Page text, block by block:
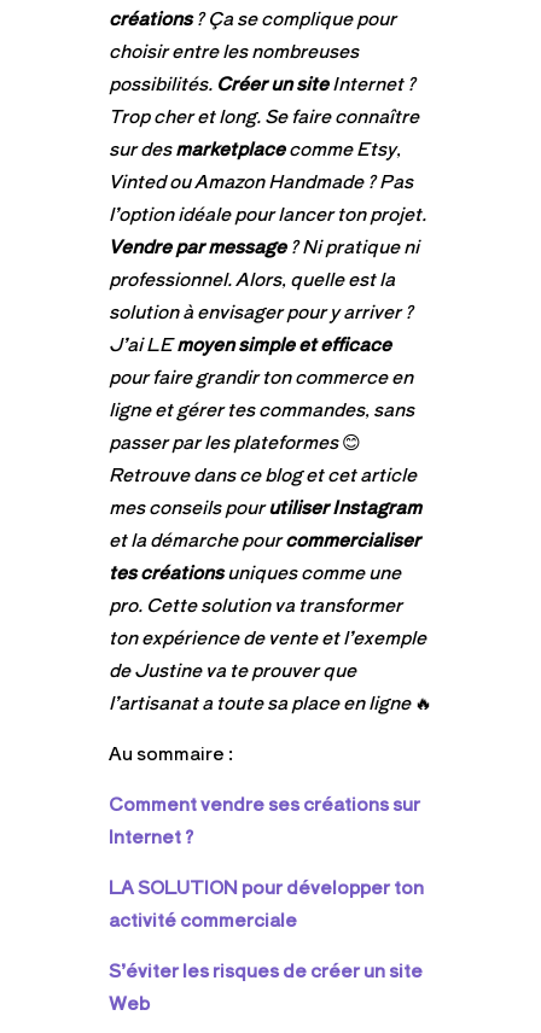
créations? Ça se complique pour
choisir entre les nombreuses
possibilités. Créer un siteInternet ?
Trop cher et long. Se faire connaître
sur desmarketplacecomme Etsy,
Vinted ou Amazon Handmade ? Pas
l’option idéale pour lancer ton projet.
Vendre par message? Ni pratique ni
professionnel. Alors, quelle est la
solution à envisager pour y arriver ?
J’ai LEmoyen simple et efficace
pour faire grandir ton commerce en
ligne et gérer tes commandes, sans
passer par les plateformes😊
Retrouve dans ce blog et cet article
mes conseils pourutiliser Instagram
et la démarche pourcommercialiser
tes créationsuniques comme une
pro. Cette solution va transformer
ton expérience de vente et l’exemple
de Justine va te prouver que
l’artisanat a toute sa place en ligne🔥
Au sommaire :
Comment vendre ses créations sur
Internet ?
LA SOLUTION pour développer ton
activité commerciale
S’éviter les risques de créer un site
Web